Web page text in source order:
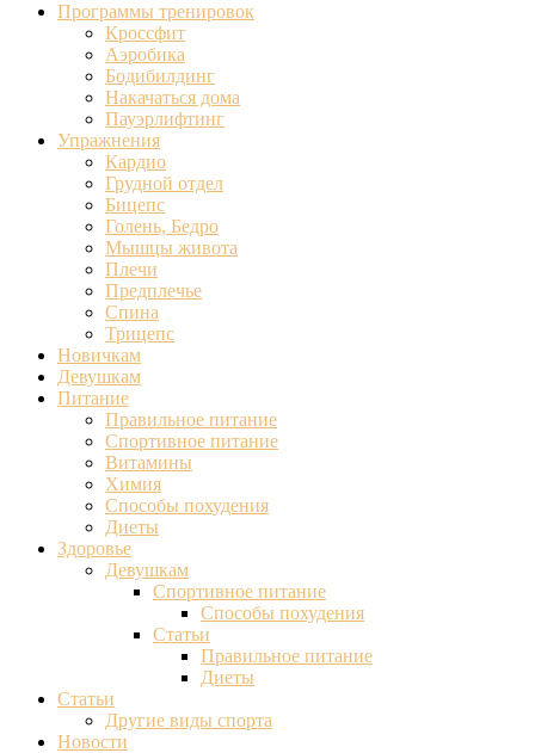
Программы тренировок
Кроссфит
Аэробика
Бодибилдинг
Накачаться дома
Пауэрлифтинг
Упражнения
Кардио
Грудной отдел
Бицепс
Голень, Бедро
Мышцы живота
Плечи
Предплечье
Спина
Трицепс
Новичкам
Девушкам
Питание
Правильное питание
Спортивное питание
Витамины
Химия
Способы похудения
Диеты
Здоровье
Девушкам
Спортивное питание
Способы похудения
Статьи
Правильное питание
Диеты
Статьи
Другие виды спорта
Новости